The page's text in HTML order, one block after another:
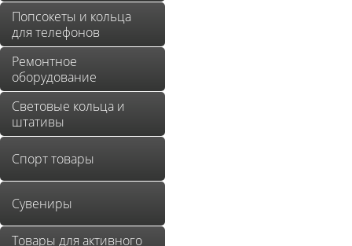
Попсокеты и кольца
для телефонов
Ремонтное
оборудование
Световые кольца и
штативы
Спорт товары
Сувениры
Товары для активного